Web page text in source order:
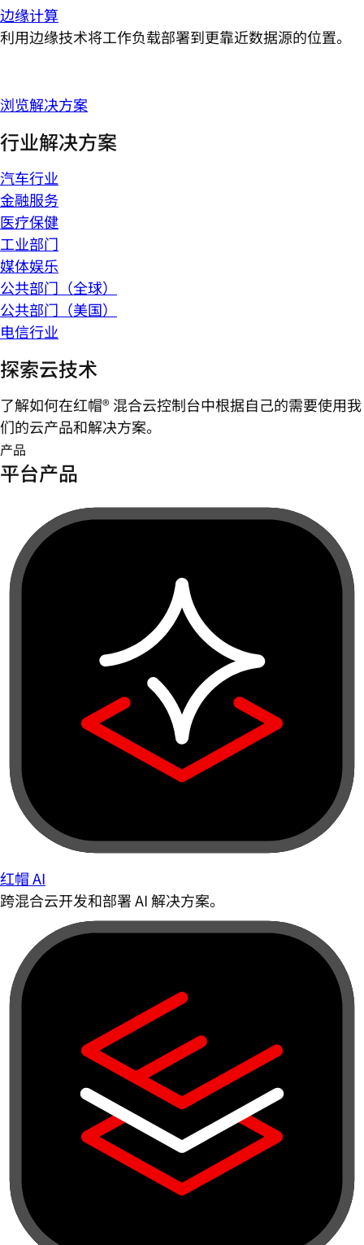
边缘计算
利用边缘技术将工作负载部署到更靠近数据源的位置。
浏览解决方案
行业解决方案
汽车行业
金融服务
医疗保健
工业部门
媒体娱乐
公共部门（全球）
公共部门（美国）
电信行业
探索云技术
了解如何在红帽® 混合云控制台中根据自己的需要使用我
们的云产品和解决方案。
产品
平台产品
红帽 AI
跨混合云开发和部署 AI 解决方案。